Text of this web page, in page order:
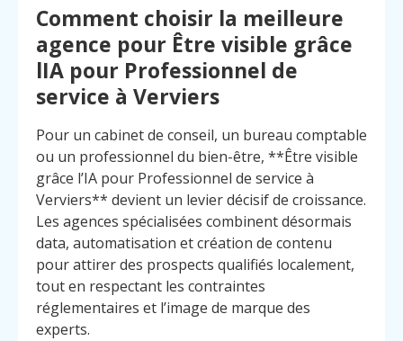
Comment choisir la meilleure
agence pour Être visible grâce
lIA pour Professionnel de
service à Verviers
Pour un cabinet de conseil, un bureau comptable
ou un professionnel du bien-être, **Être visible
grâce l’IA pour Professionnel de service à
Verviers** devient un levier décisif de croissance.
Les agences spécialisées combinent désormais
data, automatisation et création de contenu
pour attirer des prospects qualifiés localement,
tout en respectant les contraintes
réglementaires et l’image de marque des
experts.